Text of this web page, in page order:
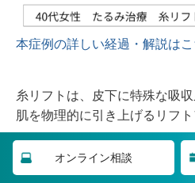
本症例の詳しい経過・解説はこ
糸リフトは、皮下に特殊な吸
肌を物理的に引き上げるリフト
糸が溶ける過程でコラーゲン
オンライン相談